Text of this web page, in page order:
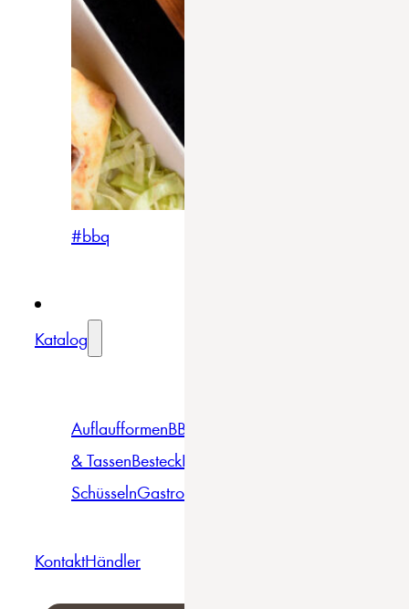
#bbq
Katalog
AuflaufformenBBQ
& TassenBesteckBowls &
SchüsselnGastro
KontaktHändler